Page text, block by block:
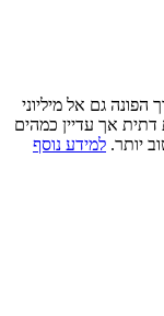
גם אל מיליוני
אך עדיין כמהים
יותר. למידע נוסף